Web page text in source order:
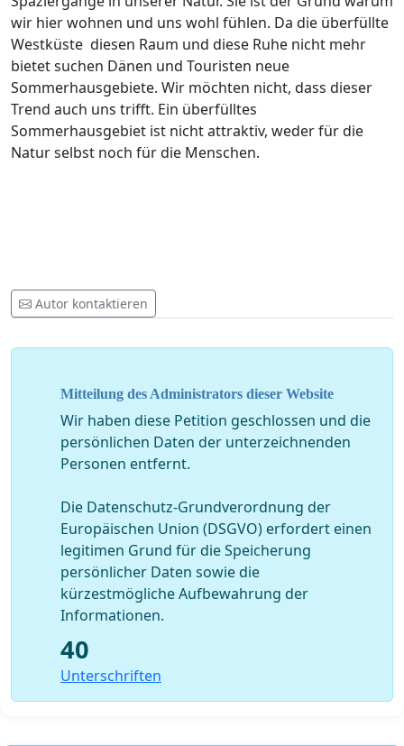
wir hier wohnen und uns wohl fühlen. Da die überfüllte
Westküste diesen Raum und diese Ruhe nicht mehr
bietet suchen Dänen und Touristen neue
Sommerhausgebiete. Wir möchten nicht, dass dieser
Trend auch uns trifft. Ein überfülltes
Sommerhausgebiet ist nicht attraktiv, weder für die
Natur selbst noch für die Menschen.
Autor kontaktieren
Mitteilung des Administrators dieser Website
Wir haben diese Petition geschlossen und die
persönlichen Daten der unterzeichnenden
Personen entfernt.
Die Datenschutz-Grundverordnung der
Europäischen Union (DSGVO) erfordert einen
legitimen Grund für die Speicherung
persönlicher Daten sowie die
kürzestmögliche Aufbewahrung der
Informationen.
40
Unterschriften